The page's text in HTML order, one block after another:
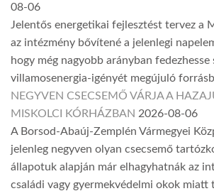
08-06
Jelentős energetikai fejlesztést tervez a
az intézmény bővítené a jelenlegi
hogy még nagyobb arányban fedezhesse
villamosenergia-igényét megújuló
NEGYVEN CSECSEMŐ VÁRJA A
MISKOLCI KÓRHÁZBAN 2026-08-06
A Borsod-Abaúj-Zemplén Vármegyei
jelenleg negyven olyan csecsemő
állapotuk alapján már elhagyhatnák az
családi vagy gyermekvédelmi okok miatt